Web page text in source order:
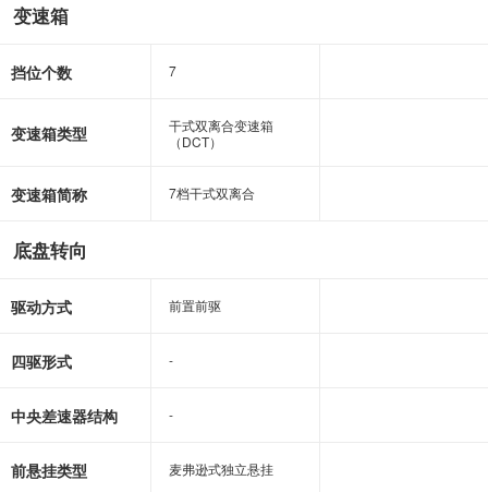
变速箱
挡位个数 7
变速箱类型
干式双离合变速箱
（DCT）
变速箱简称 7档干式双离合
底盘转向
驱动方式 前置前驱
四驱形式 -
中央差速器结构 -
前悬挂类型 麦弗逊式独立悬挂
7
干式双离合变速箱
（DCT）
7档干式双离合
前置前驱
-
-
麦弗逊式独立悬挂